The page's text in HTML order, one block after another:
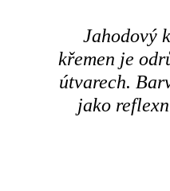
Jahodový
křemen je
útvarech.
jako